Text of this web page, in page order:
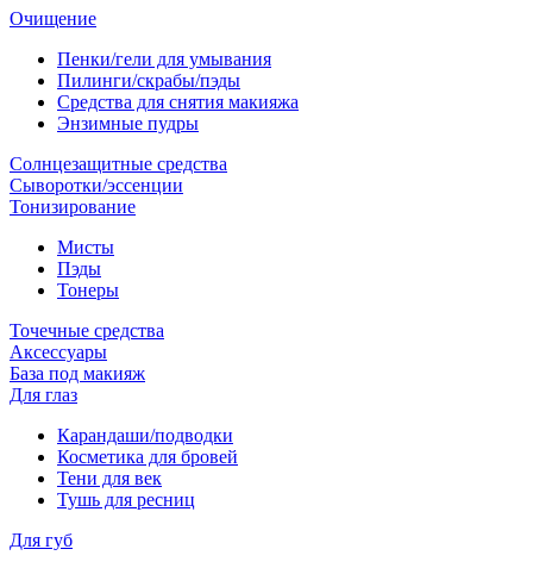
Очищение
Пенки/гели для умывания
Пилинги/скрабы/пэды
Средства для снятия макияжа
Энзимные пудры
Солнцезащитные средства
Сыворотки/эссенции
Тонизирование
Мисты
Пэды
Тонеры
Точечные средства
Аксессуары
База под макияж
Для глаз
Карандаши/подводки
Косметика для бровей
Тени для век
Тушь для ресниц
Для губ